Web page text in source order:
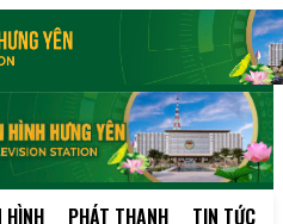
HÌNH PHÁT THANH TIN TỨC